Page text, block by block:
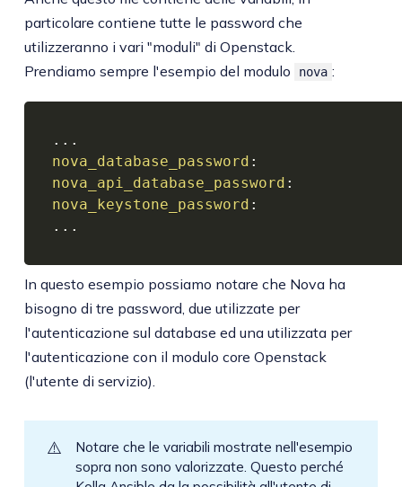
particolare contiene tutte le password che
utilizzeranno i vari "moduli" di Openstack.
Prendiamo sempre l'esempio del modulo
nova :
...
nova_database_password :
nova_api_database_password :
nova_keystone_password :
...
In questo esempio possiamo notare che Nova ha
bisogno di tre password, due utilizzate per
l'autenticazione sul database ed una utilizzata per
l'autenticazione con il modulo core Openstack
(l'utente di servizio).
⚠️
Notare che le variabili mostrate nell'esempio
sopra non sono valorizzate. Questo perché